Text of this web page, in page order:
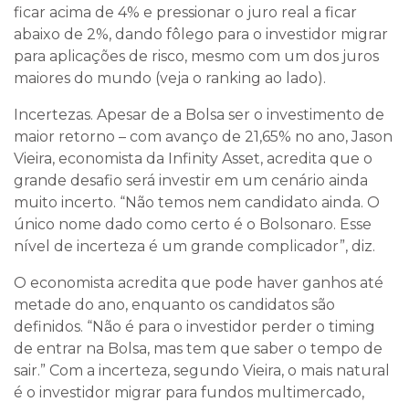
ficar acima de 4% e pressionar o juro real a ficar
abaixo de 2%, dando fôlego para o investidor migrar
para aplicações de risco, mesmo com um dos juros
maiores do mundo (veja o ranking ao lado).
Incertezas. Apesar de a Bolsa ser o investimento de
maior retorno – com avanço de 21,65% no ano, Jason
Vieira, economista da Infinity Asset, acredita que o
grande desafio será investir em um cenário ainda
muito incerto. “Não temos nem candidato ainda. O
único nome dado como certo é o Bolsonaro. Esse
nível de incerteza é um grande complicador”, diz.
O economista acredita que pode haver ganhos até
metade do ano, enquanto os candidatos são
definidos. “Não é para o investidor perder o timing
de entrar na Bolsa, mas tem que saber o tempo de
sair.” Com a incerteza, segundo Vieira, o mais natural
é o investidor migrar para fundos multimercado,